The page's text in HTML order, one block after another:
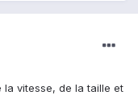
la vitesse, de la taille et